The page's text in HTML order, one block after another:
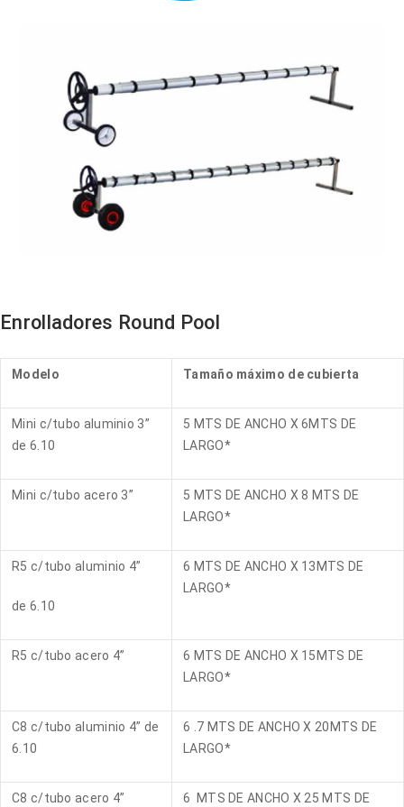
Enrolladores Round Pool
Modelo Tamaño máximo de cubierta
Mini c/tubo aluminio 3”
de 6.10
5 MTS DE ANCHO X 6MTS DE
LARGO*
Mini c/tubo acero 3”
5 MTS DE ANCHO X 8 MTS DE
LARGO*
R5 c/tubo aluminio 4”
de 6.10
6 MTS DE ANCHO X 13MTS DE
LARGO*
R5 c/tubo acero 4”
6 MTS DE ANCHO X 15MTS DE
LARGO*
C8 c/tubo aluminio 4” de
6.10
6 .7 MTS DE ANCHO X 20MTS DE
LARGO*
C8 c/tubo acero 4” 6 MTS DE ANCHO X 25 MTS DE